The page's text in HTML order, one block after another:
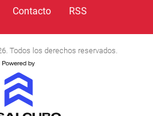
Contacto RSS
Todos los derechos reservados.